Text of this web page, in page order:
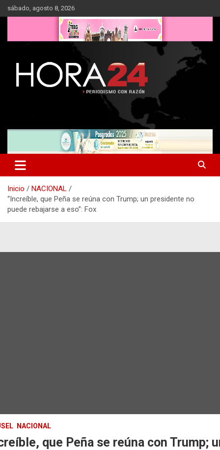
Saltar
al
sábado, agosto 8, 2026
Inicio
NACIONAL
“Increíble, que Peña se reúna con Trump; un presidente no
puede rebajarse a eso”: Fox
NACIONAL
que Peña se reúna con Trump;